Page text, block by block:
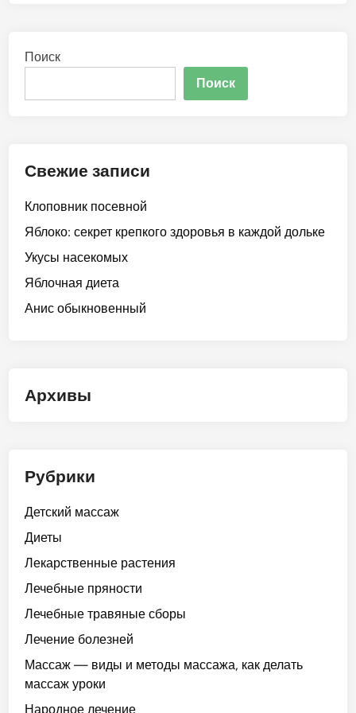
Поиск
Поиск
Свежие записи
Клоповник посевной
Яблоко: секрет крепкого здоровья в каждой дольке
Укусы насекомых
Яблочная диета
Анис обыкновенный
Архивы
Рубрики
Детский массаж
Диеты
Лекарственные растения
Лечебные пряности
Лечебные травяные сборы
Лечение болезней
Массаж — виды и методы массажа, как делать
массаж уроки
Народное лечение